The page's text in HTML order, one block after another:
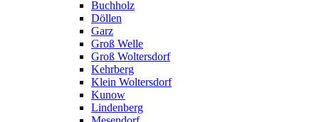
Buchholz
Döllen
Garz
Groß Welle
Groß Woltersdorf
Kehrberg
Klein Woltersdorf
Kunow
Lindenberg